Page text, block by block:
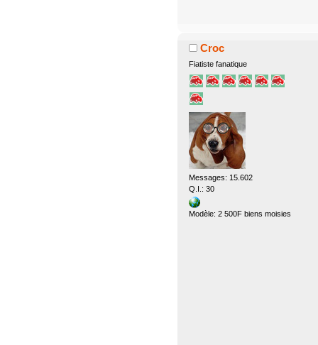
Croc
Fiatiste fanatique
Messages: 15.602
Q.I.: 30
Modèle: 2 500F biens moisies